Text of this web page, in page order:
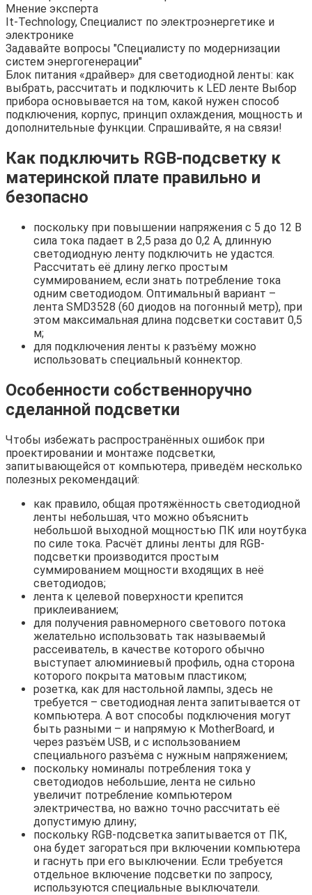
Мнение эксперта
It-Technology, Cпециалист по электроэнергетике и
электронике
Задавайте вопросы "Специалисту по модернизации
систем энергогенерации"
Блок питания «драйвер» для светодиодной ленты: как
выбрать, рассчитать и подключить к LED ленте Выбор
прибора основывается на том, какой нужен способ
подключения, корпус, принцип охлаждения, мощность и
дополнительные функции. Спрашивайте, я на связи!
Как подключить RGB-подсветку к
материнской плате правильно и
безопасно
поскольку при повышении напряжения с 5 до 12 В
сила тока падает в 2,5 раза до 0,2 А, длинную
светодиодную ленту подключить не удастся.
Рассчитать её длину легко простым
суммированием, если знать потребление тока
одним светодиодом. Оптимальный вариант –
лента SMD3528 (60 диодов на погонный метр), при
этом максимальная длина подсветки составит 0,5
м;
для подключения ленты к разъёму можно
использовать специальный коннектор.
Особенности собственноручно
сделанной подсветки
Чтобы избежать распространённых ошибок при
проектировании и монтаже подсветки,
запитывающейся от компьютера, приведём несколько
полезных рекомендаций:
как правило, общая протяжённость светодиодной
ленты небольшая, что можно объяснить
небольшой выходной мощностью ПК или ноутбука
по силе тока. Расчёт длины ленты для RGB-
подсветки производится простым
суммированием мощности входящих в неё
светодиодов;
лента к целевой поверхности крепится
приклеиванием;
для получения равномерного светового потока
желательно использовать так называемый
рассеиватель, в качестве которого обычно
выступает алюминиевый профиль, одна сторона
которого покрыта матовым пластиком;
розетка, как для настольной лампы, здесь не
требуется – светодиодная лента запитывается от
компьютера. А вот способы подключения могут
быть разными – и напрямую к MotherBoard, и
через разъём USB, и с использованием
специального разъёма с нужным напряжением;
поскольку номиналы потребления тока у
светодиодов небольшие, лента не сильно
увеличит потребление компьютером
электричества, но важно точно рассчитать её
допустимую длину;
поскольку RGB-подсветка запитывается от ПК,
она будет загораться при включении компьютера
и гаснуть при его выключении. Если требуется
отдельное включение подсветки по запросу,
используются специальные выключатели.